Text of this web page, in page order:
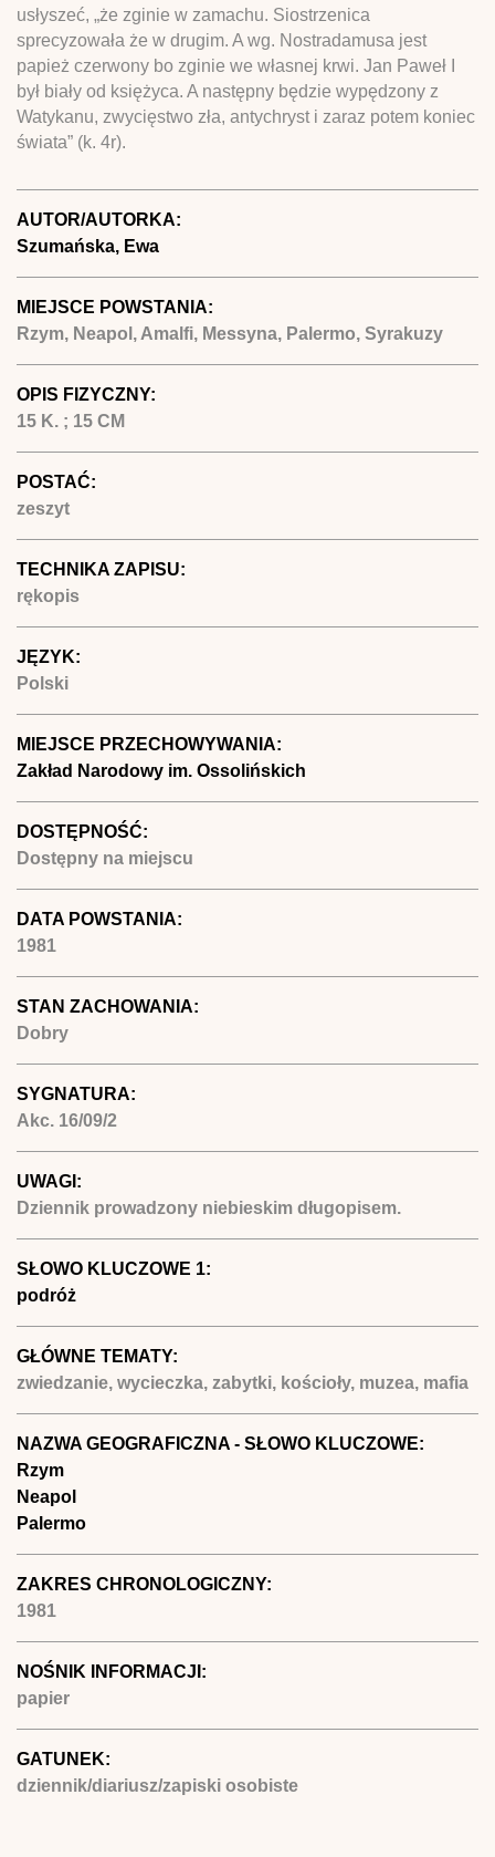
usłyszeć, „że zginie w zamachu. Siostrzenica
sprecyzowała że w drugim. A wg. Nostradamusa jest
papież czerwony bo zginie we własnej krwi. Jan Paweł I
był biały od księżyca. A następny będzie wypędzony z
Watykanu, zwycięstwo zła, antychryst i zaraz potem koniec
świata” (k. 4r).
AUTOR/AUTORKA:
Szumańska, Ewa
MIEJSCE POWSTANIA:
Rzym, Neapol, Amalfi, Messyna, Palermo, Syrakuzy
OPIS FIZYCZNY:
15 K. ; 15 CM
POSTAĆ:
zeszyt
TECHNIKA ZAPISU:
rękopis
JĘZYK:
Polski
MIEJSCE PRZECHOWYWANIA:
Zakład Narodowy im. Ossolińskich
DOSTĘPNOŚĆ:
Dostępny na miejscu
DATA POWSTANIA:
1981
STAN ZACHOWANIA:
Dobry
SYGNATURA:
Akc. 16/09/2
UWAGI:
Dziennik prowadzony niebieskim długopisem.
SŁOWO KLUCZOWE 1:
podróż
GŁÓWNE TEMATY:
zwiedzanie, wycieczka, zabytki, kościoły, muzea, mafia
NAZWA GEOGRAFICZNA - SŁOWO KLUCZOWE:
Rzym
Neapol
Palermo
ZAKRES CHRONOLOGICZNY:
1981
NOŚNIK INFORMACJI:
papier
GATUNEK:
dziennik/diariusz/zapiski osobiste